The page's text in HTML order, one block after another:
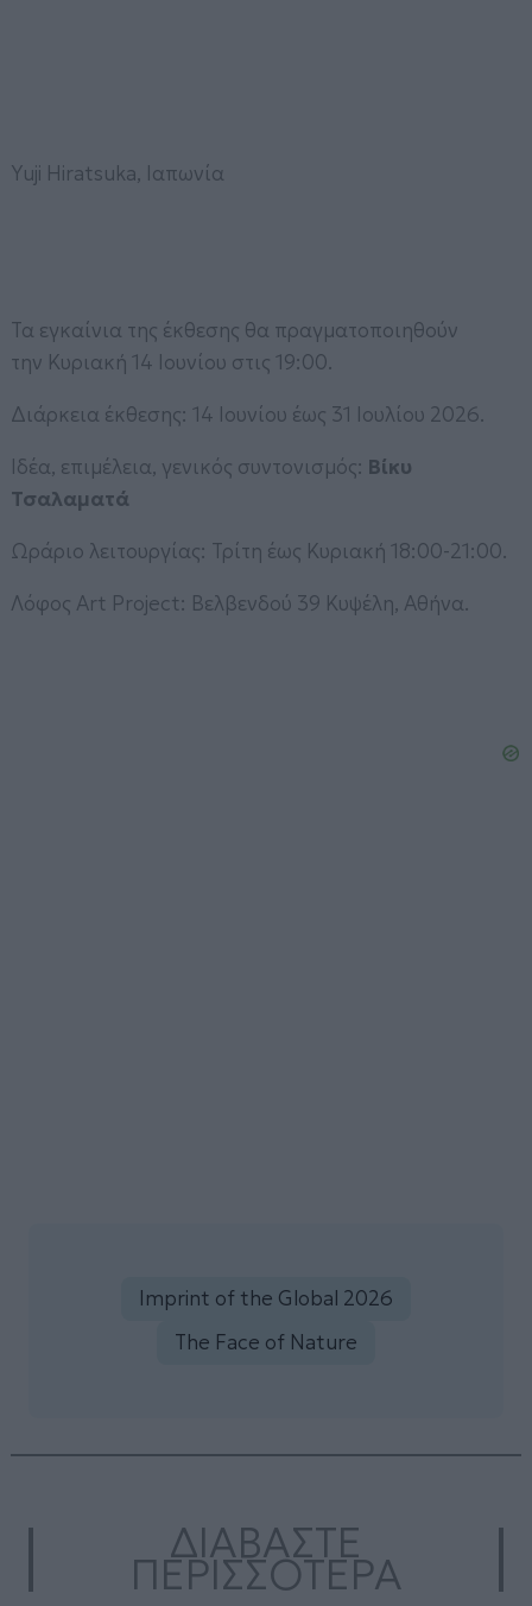
Yuji Hiratsuka, Ιαπωνία
Τα εγκαίνια της έκθεσης θα πραγματοποιηθούν
την Κυριακή 14 Ιουνίου στις 19:00.
Διάρκεια έκθεσης: 14 Ιουνίου έως 31 Ιουλίου 2026.
Ιδέα, επιμέλεια, γενικός συντονισμός: Βίκυ
Τσαλαματά
Ωράριο λειτουργίας: Τρίτη έως Κυριακή 18:00-21:00.
Λόφος Art Project: Βελβενδού 39 Κυψέλη, Αθήνα.
Imprint of the Global 2026
The Face of Nature
ΔΙΑΒΑΣΤΕ
ΠΕΡΙΣΣΟΤΕΡΑ